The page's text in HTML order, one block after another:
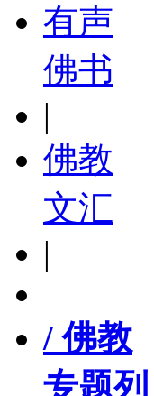
有声
佛书
|
佛教
文汇
|
/ 佛教
专题列